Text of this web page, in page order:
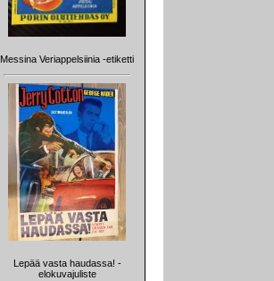
Messina Veriappelsiinia -etiketti
Lepää vasta haudassa! -
elokuvajuliste